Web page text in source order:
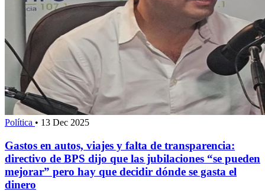
Política • 13 Dec 2025
Gastos en autos, viajes y falta de transparencia:
directivo de BPS dijo que las jubilaciones “se pueden
mejorar” pero hay que decidir dónde se gasta el
dinero